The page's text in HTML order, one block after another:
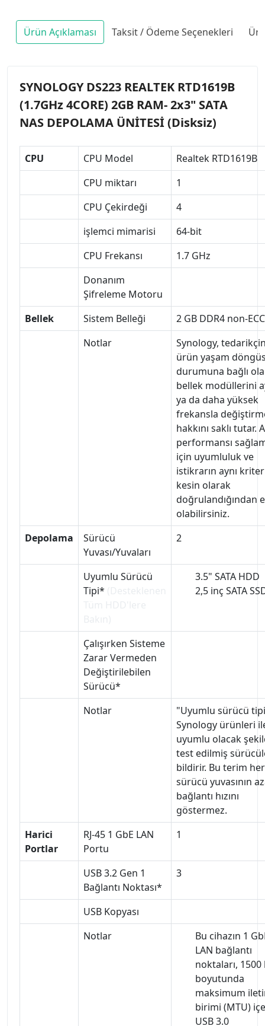
Ürün Açıklaması Taksit / Ödeme Seçenekleri
SYNOLOGY DS223 REALTEK RTD1619B
(1.7GHz 4CORE) 2GB RAM- 2x3" SATA
NAS DEPOLAMA ÜNİTESİ (Disksiz)
CPU CPU Model
Realtek RTD1619B
CPU miktarı
1
CPU Çekirdeği
4
işlemci mimarisi
64-bit
CPU Frekansı
1.7 GHz
Donanım
Şifreleme Motoru
Bellek
Sistem Belleği
2 GB DDR4 non-ECC
Notlar
Synology,
ürün yaşam
durumuna bağlı
bellek modüllerini
ya da daha yüksek
frekansla
hakkını saklı tutar.
performansı
için uyumluluk ve
istikrarın aynı
kesin olarak
doğrulandığından
olabilirsiniz.
Depolama
Sürücü
Yuvası/Yuvaları
2
Uyumlu Sürücü
Tipi*
3.5" SATA HDD
2,5 inç SATA
Çalışırken Sisteme
Zarar Vermeden
Değiştirilebilen
Sürücü*
Notlar
"Uyumlu sürücü
Synology ürünleri
uyumlu olacak
test edilmiş
bildirir. Bu terim her
sürücü yuvasının
bağlantı hızını
göstermez.
Harici
Portlar
RJ-45 1 GbE LAN
Portu
1
USB 3.2 Gen 1
Bağlantı Noktası*
3
USB Kopyası
Notlar
Bu cihazın 1
LAN bağlantı
noktaları, 1500
boyutunda
maksimum
birimi (MTU)
USB 3.0